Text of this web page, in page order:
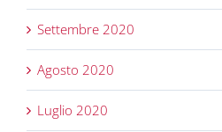
Settembre 2020
Agosto 2020
Luglio 2020